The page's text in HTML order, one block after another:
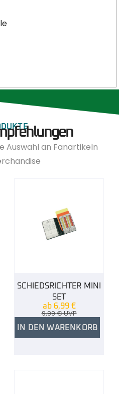
Auswahl an Fanartikeln
SCHIEDSRICHTER MINI
SET
ab 6,99 €
9,99€UVP
IN DEN WARENKORB